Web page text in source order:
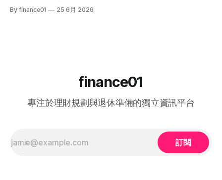
血淚評價！ 《中年好聲音 4》整季賽期與播放時間表 本季
企業聘用年長勞動力。本文將為您全面拆解 2026 年最新優化
向聘用中高齡人士的僱主發放誘因（在職培訓津貼），以抵銷
By finance01 25 6月 2026
finance01
專注於理財規劃與退休準備的獨立資訊平台
訂閱